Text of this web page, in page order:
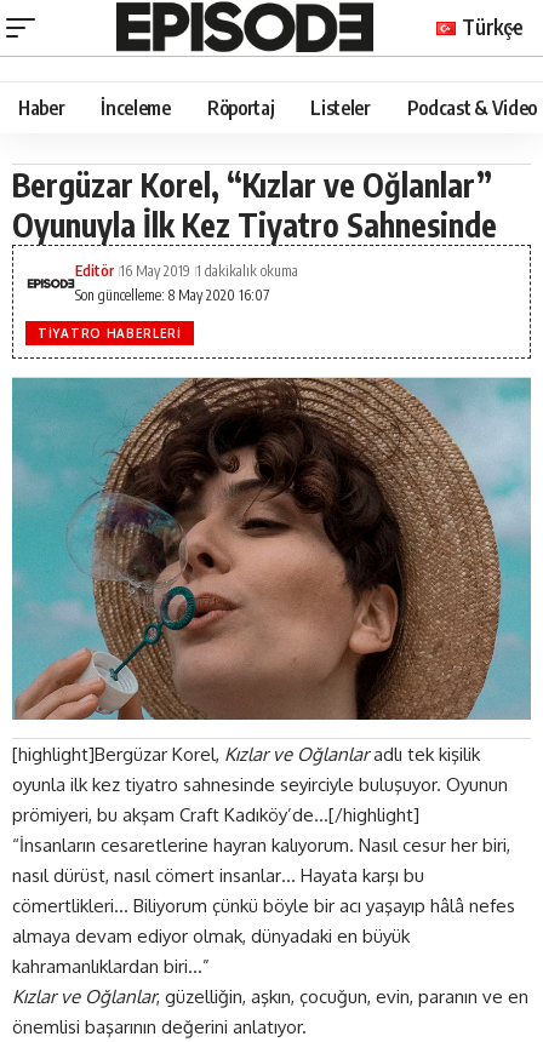
Türkçe
Haber İnceleme Röportaj Listeler Podcast & Video
Bergüzar Korel, “Kızlar ve Oğlanlar”
Oyunuyla İlk Kez Tiyatro Sahnesinde
Son güncelleme: 8 May 2020 16:07
Editör 16 May 2019 1 dakikalık okuma
TIYATRO HABERLERI
[highlight]Bergüzar Korel, Kızlar ve Oğlanlaradlı tek kişilik
oyunla ilk kez tiyatro sahnesinde seyirciyle buluşuyor. Oyunun
prömiyeri, bu akşam Craft Kadıköy’de…[/highlight]
“İnsanların cesaretlerine hayran kalıyorum. Nasıl cesur her biri,
nasıl dürüst, nasıl cömert insanlar… Hayata karşı bu
cömertlikleri… Biliyorum çünkü böyle bir acı yaşayıp hâlâ nefes
almaya devam ediyor olmak, dünyadaki en büyük
kahramanlıklardan biri…”
Kızlar ve Oğlanlar, güzelliğin, aşkın, çocuğun, evin, paranın ve en
önemlisi başarının değerini anlatıyor.